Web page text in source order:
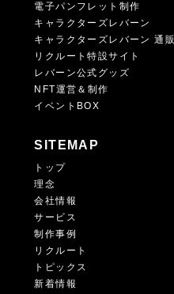
電子パンフレット制作
キャラクターズレバーン
キャラクターズレバーン 通販
リクルート特設サイト
レバーン公式グッズ
NFT運営＆制作
イベントBOX
SITEMAP
トップ
理念
会社情報
サービス
制作事例
リクルート
トピックス
新着情報